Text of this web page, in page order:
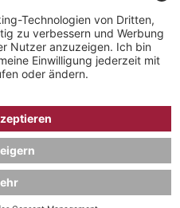
GmbH / Watchandco GmbH
EINSTELLUNGEN